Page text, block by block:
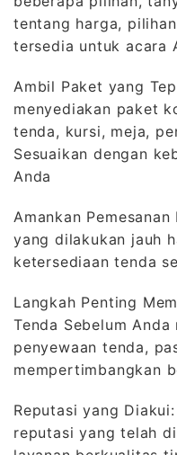
tentang harga,
tersedia untuk acara
Ambil Paket yang
menyediakan paket
tenda, kursi, meja,
Sesuaikan dengan
Anda
Amankan
yang dilakukan jauh
ketersediaan tenda
Langkah Penting
Tenda Sebelum
penyewaan tenda,
mempertimbangkan
Reputasi yang
reputasi yang telah